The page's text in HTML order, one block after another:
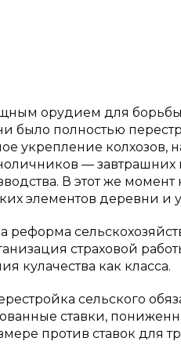
орудием для борьбы
было полностью
укрепление колхозов,
— завтрашних
В этот же
элементов деревни и
страховой
кулачества как класса.
сельского
ставки,
против ставок для